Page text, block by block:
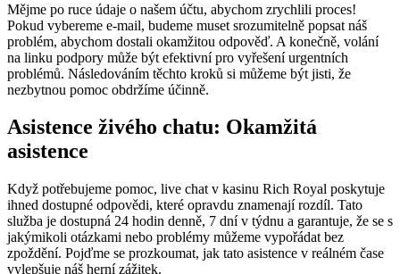
Mějme po ruce údaje o našem účtu, abychom zrychlili proces!
Pokud vybereme e-mail, budeme muset srozumitelně popsat náš
problém, abychom dostali okamžitou odpověď. A konečně, volání
na linku podpory může být efektivní pro vyřešení urgentních
problémů. Následováním těchto kroků si můžeme být jisti, že
nezbytnou pomoc obdržíme účinně.
Asistence živého chatu: Okamžitá
asistence
Když potřebujeme pomoc, live chat v kasinu Rich Royal poskytuje
ihned dostupné odpovědi, které opravdu znamenají rozdíl. Tato
služba je dostupná 24 hodin denně, 7 dní v týdnu a garantuje, že se s
jakýmikoli otázkami nebo problémy můžeme vypořádat bez
zpoždění. Pojďme se prozkoumat, jak tato asistence v reálném čase
vylepšuje náš herní zážitek.